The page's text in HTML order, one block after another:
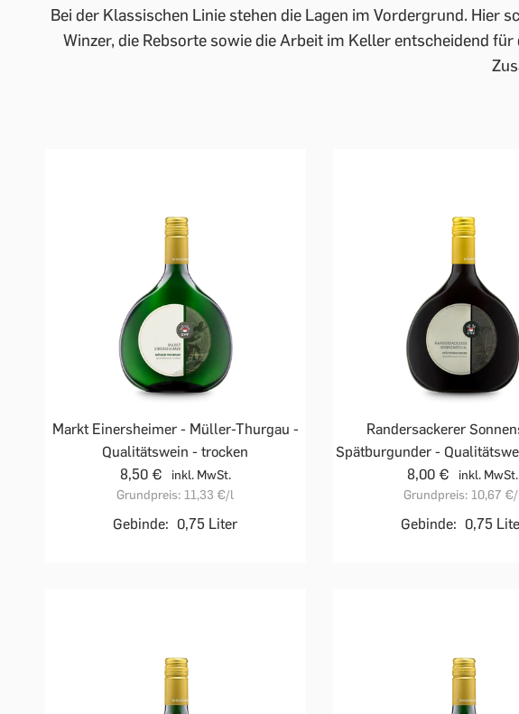
Bei der Klassischen Linie stehen die Lagen im Vordergrund. Hier
Winzer, die Rebsorte sowie die Arbeit im Keller entscheidend
Markt Einersheimer - Müller-Thurgau -
Qualitätswein - trocken
8,50 €
inkl. MwSt.
Grundpreis: 11,33 €/l
Gebinde: 0,75 Liter
Randersackerer
Spätburgunder -
8,00 €
inkl. MwSt.
Grundpreis: 10,67 €
Gebinde: 0,75